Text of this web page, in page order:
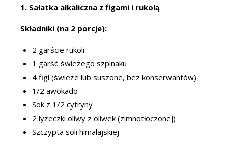
1. Sałatka alkaliczna z figami i rukolą
Składniki (na 2 porcje):
2 garście rukoli
1 garść świeżego szpinaku
4 figi (świeże lub suszone, bez konserwantów)
1/2 awokado
Sok z 1/2 cytryny
2 łyżeczki oliwy z oliwek (zimnotłoczonej)
Szczypta soli himalajskiej